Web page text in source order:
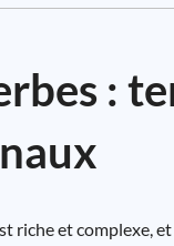
:
riche et complexe,